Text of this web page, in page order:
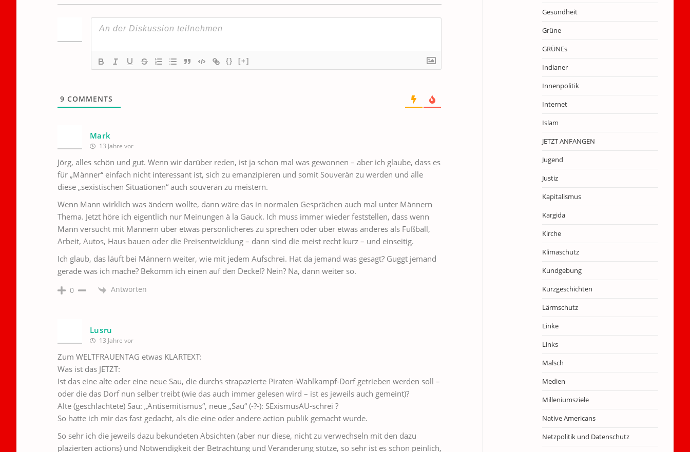
{} [+]
9 COMMENTS
Mark
13 Jahre vor
Jörg, alles schön und gut. Wenn wir darüber reden, ist ja schon mal was gewonnen – aber ich glaube, dass es
für „Männer“ einfach nicht interessant ist, sich zu emanzipieren und somit Souverän zu werden und alle
diese „sexistischen Situationen“ auch souverän zu meistern.
Wenn Mann wirklich was ändern wollte, dann wäre das in normalen Gesprächen auch mal unter Männern
Thema. Jetzt höre ich eigentlich nur Meinungen à la Gauck. Ich muss immer wieder feststellen, dass wenn
Mann versucht mit Männern über etwas persönlicheres zu sprechen oder über etwas anderes als Fußball,
Arbeit, Autos, Haus bauen oder die Preisentwicklung – dann sind die meist recht kurz – und einseitig.
Ich glaub, das läuft bei Männern weiter, wie mit jedem Aufschrei. Hat da jemand was gesagt? Guggt jemand
gerade was ich mache? Bekomm ich einen auf den Deckel? Nein? Na, dann weiter so.
0 Antworten
Lusru
13 Jahre vor
Zum WELTFRAUENTAG etwas KLARTEXT:
Was ist das JETZT:
Ist das eine alte oder eine neue Sau, die durchs strapazierte Piraten-Wahlkampf-Dorf getrieben werden soll –
oder die das Dorf nun selber treibt (wie das auch immer gelesen wird – ist es jeweils auch gemeint)?
Alte (geschlachtete) Sau: „Antisemitismus“, neue „Sau“ (-?-): SExismusAU-schrei ?
So hatte ich mir das fast gedacht, als die eine oder andere action publik gemacht wurde.
So sehr ich die jeweils dazu bekundeten Absichten (aber nur diese, nicht zu verwechseln mit den dazu
plazierten actions) und Notwendigkeit der Betrachtung und Veränderung stütze, so sehr ist es schon peinlich,
Gesundheit
Grüne
GRÜNEs
Indianer
Innenpolitik
Internet
Islam
JETZT ANFANGEN
Jugend
Justiz
Kapitalismus
Kargida
Kirche
Klimaschutz
Kundgebung
Kurzgeschichten
Lärmschutz
Linke
Links
Malsch
Medien
Milleniumsziele
Native Americans
Netzpolitik und Datenschutz